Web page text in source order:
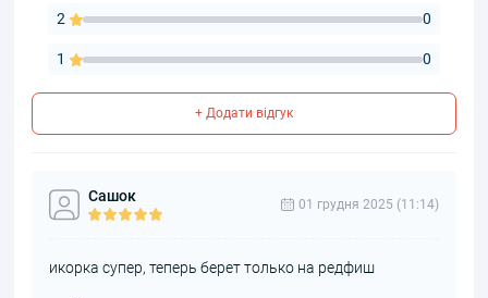
2 0
1 0
+ Додати відгук
Сашок 01 грудня 2025 (11:14)
икорка супер, теперь берет только на редфиш